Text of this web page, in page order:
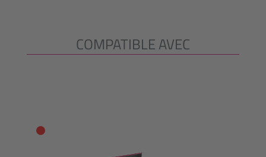
Ignorer la galerie de produits
COMPATIBLE AVEC